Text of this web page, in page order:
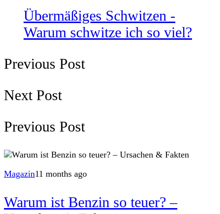
Übermäßiges Schwitzen -
Warum schwitze ich so viel?
Previous Post
Next Post
Previous Post
Magazin11 months ago
Warum ist Benzin so teuer? –